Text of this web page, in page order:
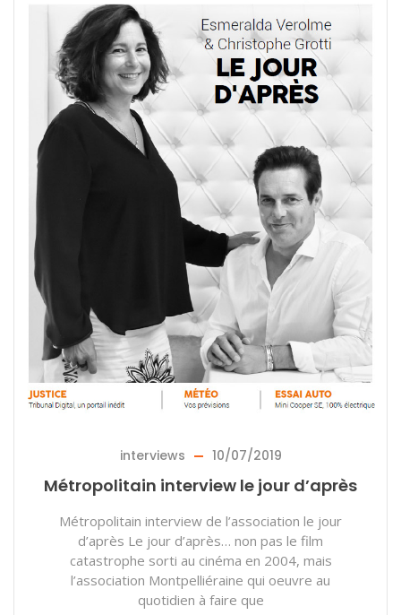
interviews 10/07/2019
Métropolitain interview le jour d’après
Métropolitain interview de l’association le jour
d’après Le jour d’après… non pas le film
catastrophe sorti au cinéma en 2004, mais
l’association Montpelliéraine qui oeuvre au
quotidien à faire que